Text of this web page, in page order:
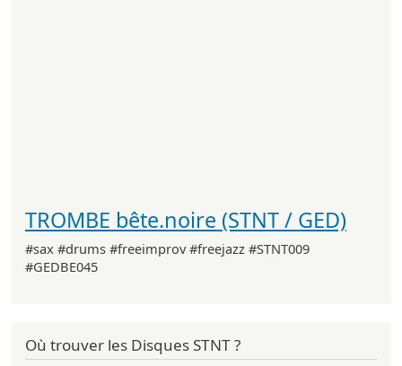
TROMBE bête.noire (STNT / GED)
#sax #drums #freeimprov #freejazz #STNT009
#GEDBE045
Où trouver les Disques STNT ?